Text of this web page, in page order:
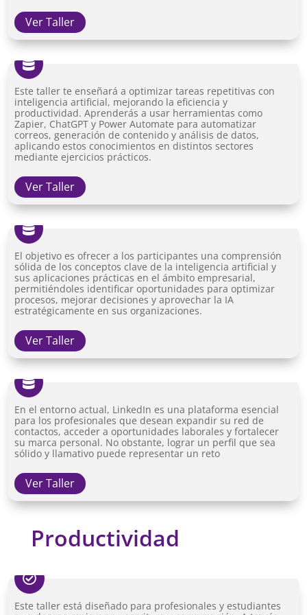
Ver Taller

Este taller te enseñará a optimizar tareas repetitivas con
inteligencia artificial, mejorando la eficiencia y
productividad. Aprenderás a usar herramientas como
Zapier, ChatGPT y Power Automate para automatizar
correos, generación de contenido y análisis de datos,
aplicando estos conocimientos en distintos sectores
mediante ejercicios prácticos.
Ver Taller

El objetivo es ofrecer a los participantes una comprensión
sólida de los conceptos clave de la inteligencia artificial y
sus aplicaciones prácticas en el ámbito empresarial,
permitiéndoles identificar oportunidades para optimizar
procesos, mejorar decisiones y aprovechar la IA
estratégicamente en sus organizaciones.
Ver Taller

En el entorno actual, LinkedIn es una plataforma esencial
para los profesionales que desean expandir su red de
contactos, acceder a oportunidades laborales y fortalecer
su marca personal. No obstante, lograr un perfil que sea
sólido y llamativo puede representar un reto
Ver Taller
Productividad

Este taller está diseñado para profesionales y estudiantes